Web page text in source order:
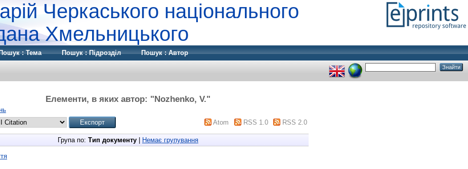
Черкаського національного
Хмельницького
: Тема Пошук : Підрозділ Пошук : Автор
Елементи, в яких автор: "Nozhenko, V."
Atom RSS 1.0 RSS 2.0
Група по: Тип документу Немає групування